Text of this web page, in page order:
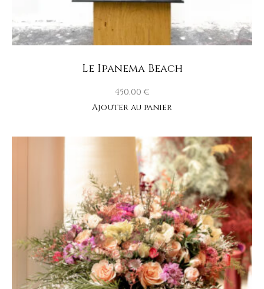
Le Ipanema Beach
450,00€
Ajouter au panier